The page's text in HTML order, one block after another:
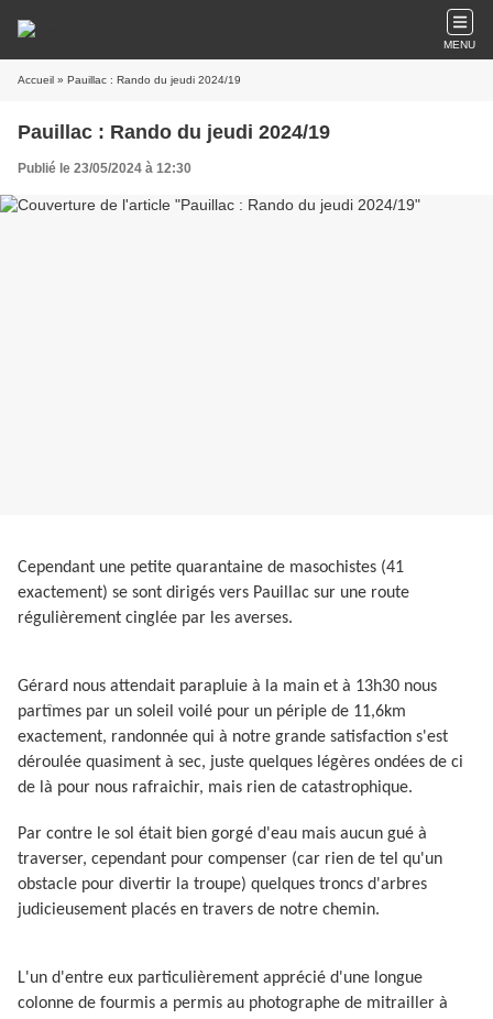
MENU
Accueil » Pauillac : Rando du jeudi 2024/19
Pauillac : Rando du jeudi 2024/19
Publié le 23/05/2024 à 12:30
Cependant une petite quarantaine de masochistes (41
exactement) se sont dirigés vers Pauillac sur une route
régulièrement cinglée par les averses.
Gérard nous attendait parapluie à la main et à 13h30 nous
partîmes par un soleil voilé pour un périple de 11,6km
exactement, randonnée qui à notre grande satisfaction s'est
déroulée quasiment à sec, juste quelques légères ondées de ci
de là pour nous rafraichir, mais rien de catastrophique.
Par contre le sol était bien gorgé d'eau mais aucun gué à
traverser, cependant pour compenser (car rien de tel qu'un
obstacle pour divertir la troupe) quelques troncs d'arbres
judicieusement placés en travers de notre chemin.
L'un d'entre eux particulièrement apprécié d'une longue
colonne de fourmis a permis au photographe de mitrailler à